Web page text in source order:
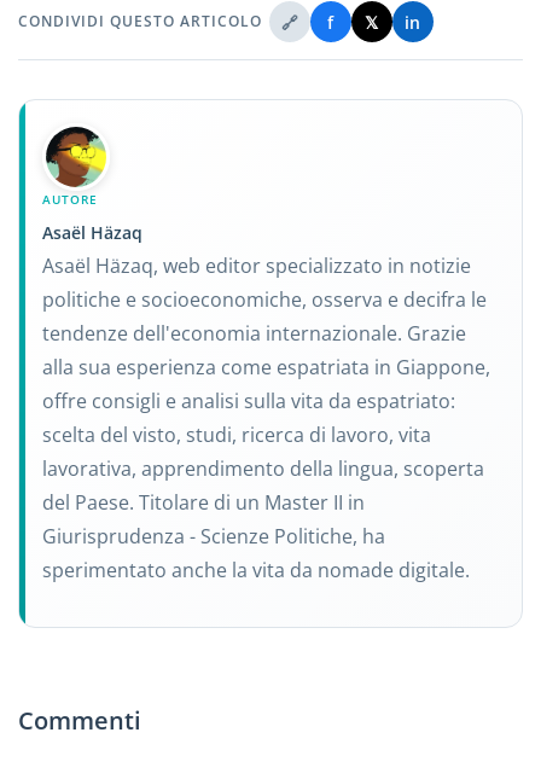
CONDIVIDI QUESTO ARTICOLO 🔗 f 𝕏 in
AUTORE
Asaël Häzaq
Asaël Häzaq, web editor specializzato in notizie
politiche e socioeconomiche, osserva e decifra le
tendenze dell'economia internazionale. Grazie
alla sua esperienza come espatriata in Giappone,
offre consigli e analisi sulla vita da espatriato:
scelta del visto, studi, ricerca di lavoro, vita
lavorativa, apprendimento della lingua, scoperta
del Paese. Titolare di un Master II in
Giurisprudenza - Scienze Politiche, ha
sperimentato anche la vita da nomade digitale.
Commenti